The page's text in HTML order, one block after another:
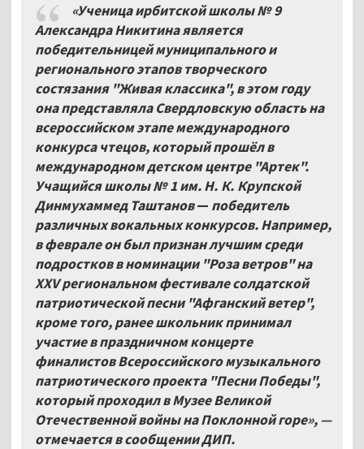
«Ученица ирбитской школы № 9
Александра Никитина является
победительницей муниципального и
регионального этапов творческого
состязания "Живая классика", в этом году
она представляла Свердловскую область на
всероссийском этапе международного
конкурса чтецов, который прошёл в
международном детском центре "Артек".
Учащийся школы № 1 им. Н. К. Крупской
Динмухаммед Таштанов— победитель
различных вокальных конкурсов. Например,
в феврале он был признан лучшим среди
подростков в номинации "Роза ветров" на
XXV региональном фестивале солдатской
патриотической песни "Афганский ветер",
кроме того, ранее школьник принимал
участие в праздничном концерте
финалистов Всероссийского музыкального
патриотического проекта "Песни Победы",
который проходил в Музее Великой
Отечественной войны на Поклонной горе», —
отмечается в сообщении ДИП.